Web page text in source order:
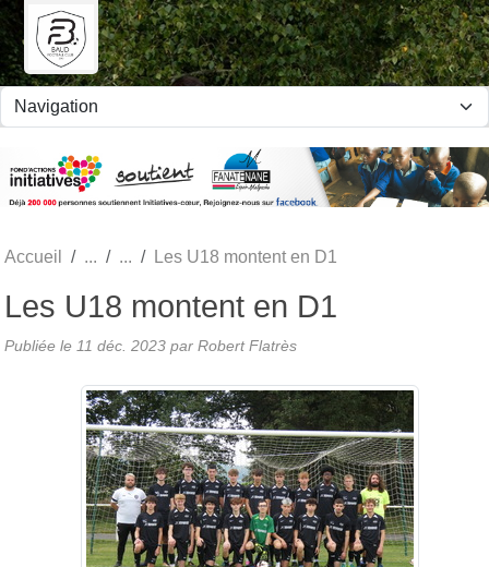
Accueil Les U18 montent en D1
Les U18 montent en D1
Publiée le 11 déc. 2023 par Robert Flatrès
Panneau de gestion des cookies